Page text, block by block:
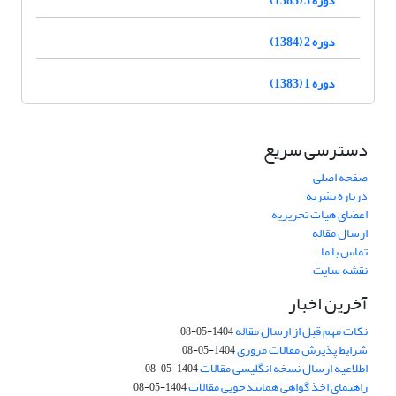
دوره 2 (1384)
دوره 1 (1383)
دسترسی سریع
صفحه اصلی
درباره نشریه
اعضای هیات تحریریه
ارسال مقاله
تماس با ما
نقشه سایت
آخرین اخبار
نکات مهم قبل از ارسال مقاله1404-05-08
شرایط پذیرش مقالات مروری1404-05-08
اطلاعیه ارسال نسخه انگلیسی مقالات1404-05-08
راهنمای اخذ گواهی همانندجویی مقالات1404-05-08